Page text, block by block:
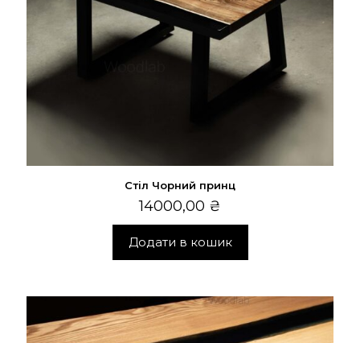
Стіл Чорний принц
14000,00 ₴
Додати в кошик